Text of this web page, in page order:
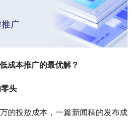
成本推广的最优解？
头
的投放成本，一篇新闻稿的发布成